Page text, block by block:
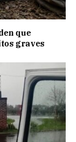
que
graves